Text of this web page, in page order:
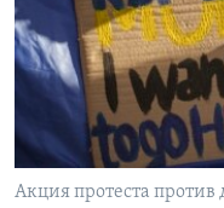
Learning English
СОЦИАЛЬНЫЕ СЕТИ
Акция протеста